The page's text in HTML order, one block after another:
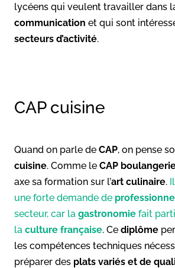
lycéens qui veulent travailler dans
communication et qui sont
secteurs d’activité.
CAP cuisine
Quand on parle de CAP, on pense
cuisine. Comme le CAP
axe sa formation sur l’art culinaire.
une forte demande de
secteur, car la gastronomie fait
la culture française. Ce diplôme
les compétences techniques
préparer des plats variés et de